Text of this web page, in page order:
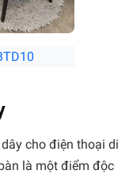
cho điện thoại di
là một điểm độc